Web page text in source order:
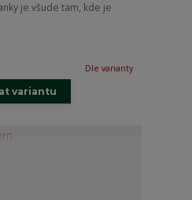
je všude tam, kde je
Dle varianty
variantu